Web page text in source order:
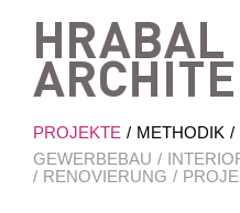
PROJEKTE METHODIK
GEWERBEBAU
RENOVIERUNG